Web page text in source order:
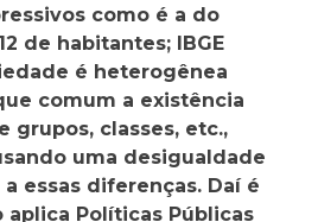
como é a do
de habitantes; IBGE
é heterogênea
comum a existência
grupos, classes, etc.,
uma desigualdade
essas diferenças. Daí é
aplica Políticas Públicas